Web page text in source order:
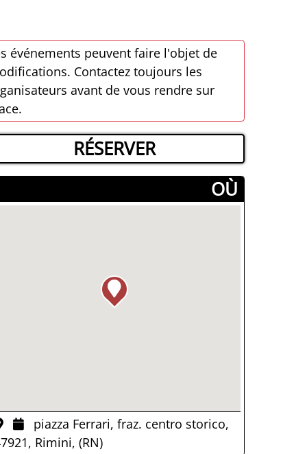
événements peuvent faire l'objet de
Contactez toujours les
avant de vous rendre sur
RÉSERVER
­OÙ
piazza Ferrari, fraz. centro storico,
Rimini, (RN)